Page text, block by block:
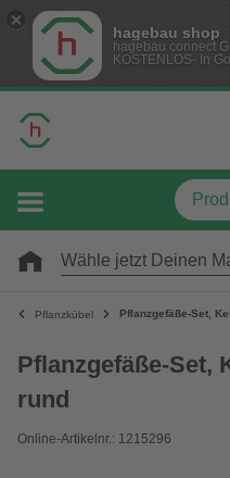
hagebau shop
hagebau connect
KOSTENLOS- In
Wähle jetzt Deinen
Pflanzkübel Pflanzgefäße-Set,
Pflanzgefäße-Set,
rund
Online-Artikelnr.: 1215296